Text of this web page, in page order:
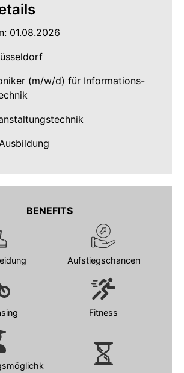
01.08.2026
(m/w/d) für Informations-
BENEFITS
Aufstiegschancen
Fitness